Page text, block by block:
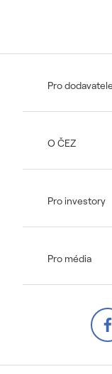
Pro
O ČEZ
Pro investory
Pro média